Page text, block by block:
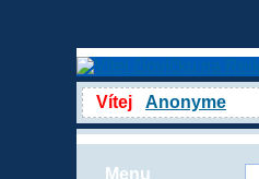
Vítej Anonyme
Menu